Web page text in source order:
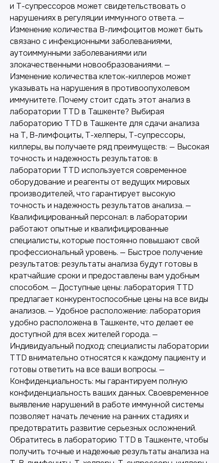
и Т-супрессоров может свидетельствовать о
нарушениях в регуляции иммунного ответа. —
Изменение количества В-лимфоцитов может быть
связано с инфекционными заболеваниями,
аутоиммунными заболеваниями или
злокачественными новообразованиями. —
Изменение количества клеток-киллеров может
указывать на нарушения в противоопухолевом
иммунитете. Почему стоит сдать этот анализ в
лаборатории TTD в Ташкенте? Выбирая
лабораторию TTD в Ташкенте для сдачи анализа
на Т, В-лимфоциты, Т-хелперы, Т-супрессоры,
киллеры, вы получаете ряд преимуществ: — Высокая
точность и надежность результатов: в
лаборатории TTD используется современное
оборудование и реагенты от ведущих мировых
производителей, что гарантирует высокую
точность и надежность результатов анализа. —
Квалифицированный персонал: в лаборатории
работают опытные и квалифицированные
специалисты, которые постоянно повышают свой
профессиональный уровень. — Быстрое получение
результатов: результаты анализа будут готовы в
кратчайшие сроки и предоставлены вам удобным
способом. — Доступные цены: лаборатория TTD
предлагает конкурентоспособные цены на все виды
анализов. — Удобное расположение: лаборатория
удобно расположена в Ташкенте, что делает ее
доступной для всех жителей города. —
Индивидуальный подход: специалисты лаборатории
TTD внимательно относятся к каждому пациенту и
готовы ответить на все ваши вопросы. —
Конфиденциальность: мы гарантируем полную
конфиденциальность ваших данных. Своевременное
выявление нарушений в работе иммунной системы
позволяет начать лечение на ранних стадиях и
предотвратить развитие серьезных осложнений.
Обратитесь в лабораторию TTD в Ташкенте, чтобы
получить точные и надежные результаты анализа на
Другие наши услуги
Лабораторная диагностика
Точные анализы для контроля здоровья и
выявления заболеваний.